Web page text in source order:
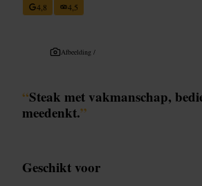
4,8
4,5
Afbeelding /
“Steak met vakmanschap,
meedenkt.”
Geschikt voor